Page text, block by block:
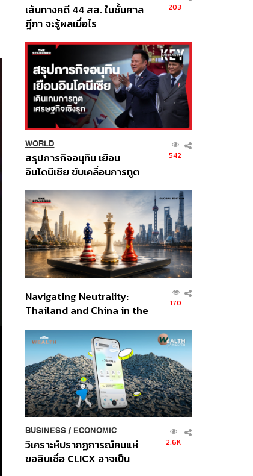
เส้นทางคดี 44 สส. ในชั้นศาล
ฎีกา จะรู้ผลเมื่อไร
203
WORLD
สรุปภารกิจอนุทิน เยือน
อินโดนีเซีย ขับเคลื่อนการทูต
ส่วนยุทธศาสตร์ไทย –
อินโดนีเซีย
542
Navigating Neutrality:
Thailand and China in the
Order
170
BUSINESS/ ECONOMIC
วิเคราะห์ปรากฏการณ์คนแห่
ขอสินเชื่อ CLICX อาจเป็น
2.6K